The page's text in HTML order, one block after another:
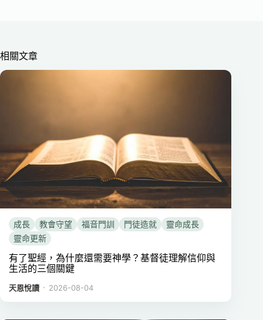
相關文章
成長 教會守望 福音門訓 門徒造就
靈命成長
靈命更新
有了聖經，為什麼還需要神學？基督徒理解信仰與
生活的三個關鍵
天恩悅讀 ． 2026-08-04